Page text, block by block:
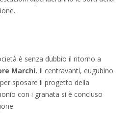
è senza dubbio il ritorno a
Marchi. Il centravanti, eugubino
sposare il progetto della
con i granata si è concluso